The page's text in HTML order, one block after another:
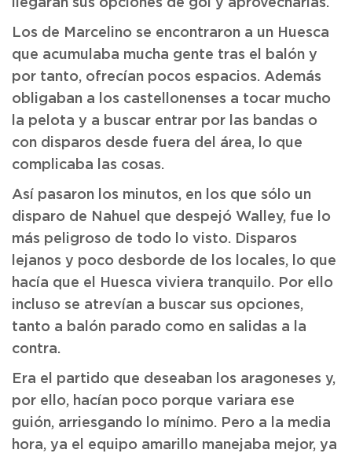
llegaran sus opciones de gol y aprovecharlas.
Los de Marcelino se encontraron a un Huesca
que acumulaba mucha gente tras el balón y
por tanto, ofrecían pocos espacios. Además
obligaban a los castellonenses a tocar mucho
la pelota y a buscar entrar por las bandas o
con disparos desde fuera del área, lo que
complicaba las cosas.
Así pasaron los minutos, en los que sólo un
disparo de Nahuel que despejó Walley, fue lo
más peligroso de todo lo visto. Disparos
lejanos y poco desborde de los locales, lo que
hacía que el Huesca viviera tranquilo. Por ello
incluso se atrevían a buscar sus opciones,
tanto a balón parado como en salidas a la
contra.
Era el partido que deseaban los aragoneses y,
por ello, hacían poco porque variara ese
guión, arriesgando lo mínimo. Pero a la media
hora, ya el equipo amarillo manejaba mejor, ya